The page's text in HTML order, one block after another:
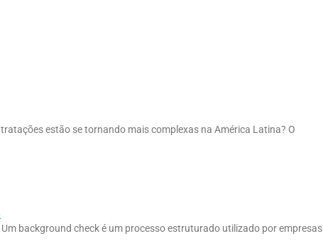
estão se tornando mais complexas na América Latina? O
background check é um processo estruturado utilizado por empresas